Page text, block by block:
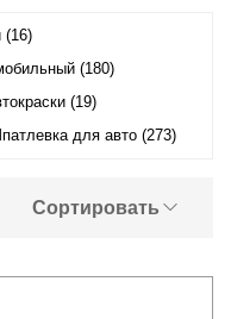
(16)
(180)
(19)
для авто (273)
Сортировать